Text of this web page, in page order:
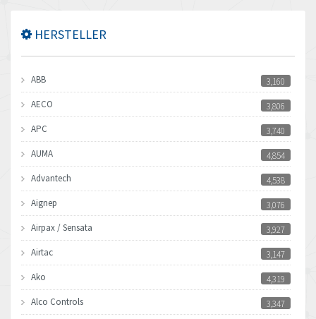
HERSTELLER
ABB
3,160
AECO
3,806
APC
3,740
AUMA
4,854
Advantech
4,538
Aignep
3,076
Airpax / Sensata
3,927
Airtac
3,147
Ako
4,319
Alco Controls
3,347